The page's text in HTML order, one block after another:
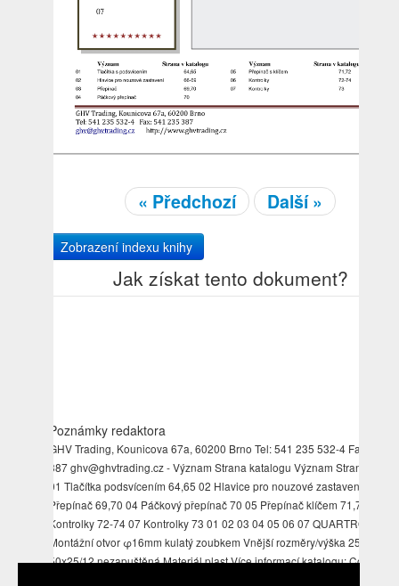
« Předchozí Další »
Zobrazení indexu knihy
Jak získat tento dokument?
Poznámky redaktora
GHV Trading, Kounicova 67a, 60200 Brno Tel: 541 235 532-4 Fax: 541
387 ghv@ghvtrading.cz - Význam Strana katalogu Význam Strana
01 Tlačítka podsvícením 64,65 02 Hlavice pro nouzové zastavení 66-69
Přepínač 69,70 04 Páčkový přepínač 70 05 Přepínač klíčem 71,72 06
Kontrolky 72-74 07 Kontrolky 73 01 02 03 04 05 06 07 QUARTRON
Montážní otvor φ16mm kulatý zoubkem Vnější rozměry/výška 25x25
50x25/12 nezapuštěná Materiál plast Více informací katalogu: Control